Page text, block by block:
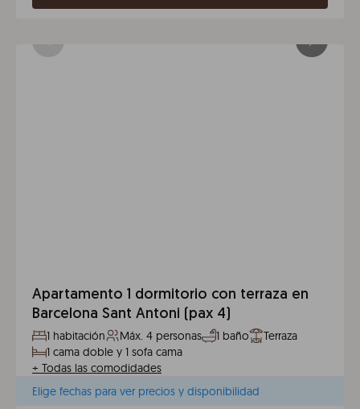
Apartamento 1 dormitorio con terraza en
Barcelona Sant Antoni (pax 4)
1 habitación Máx. 4 personas 1 baño
Terraza
1 cama doble y 1 sofa cama
+ Todas las comodidades
Elige fechas para ver precios y disponibilidad